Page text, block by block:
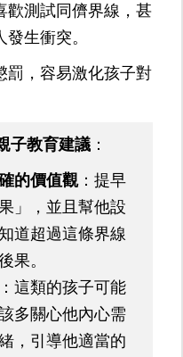
歡測試同儕界線，甚
生衝突。
罰，容易激化孩子對
子教育建議 ：
的價值觀：提早
」，並且幫他設
道超過這條界線
果。
：這類的孩子可能
多關心他內心需
，引導他適當的